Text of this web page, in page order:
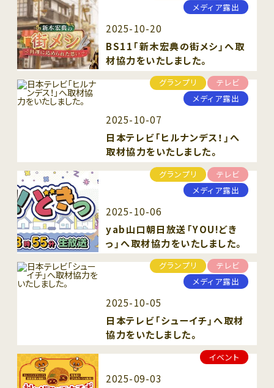
メディア露出
2025-10-20
BS11「新木宏典の街メシ」へ取
材協力をいたしました。
グランプリ
テレビ
メディア露出
2025-10-07
日本テレビ「ヒルナンデス！」へ
取材協力をいたしました。
グランプリ
テレビ
メディア露出
2025-10-06
yab山口朝日放送「YOU!どき
っ」へ取材協力をいたしました。
グランプリ
テレビ
メディア露出
2025-10-05
日本テレビ「シューイチ」へ取材
協力をいたしました。
イベント
2025-09-03